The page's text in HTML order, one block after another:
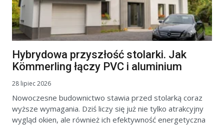
Hybrydowa przyszłość stolarki. Jak
Kömmerling łączy PVC i aluminium
28 lipiec 2026
Nowoczesne budownictwo stawia przed stolarką coraz
wyższe wymagania. Dziś liczy się już nie tylko atrakcyjny
wygląd okien, ale również ich efektywność energetyczna